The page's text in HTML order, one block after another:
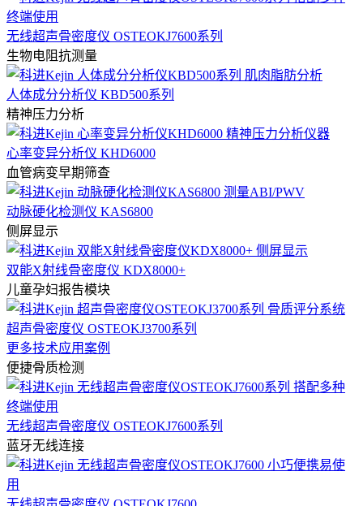
无线超声骨密度仪 OSTEOKJ7600系列
生物电阻抗测量
人体成分分析仪 KBD500系列
精神压力分析
心率变异分析仪 KHD6000
血管病变早期筛查
动脉硬化检测仪 KAS6800
侧屏显示
双能X射线骨密度仪 KDX8000+
儿童孕妇报告模块
超声骨密度仪 OSTEOKJ3700系列
更多技术应用案例
便捷骨质检测
无线超声骨密度仪 OSTEOKJ7600系列
蓝牙无线连接